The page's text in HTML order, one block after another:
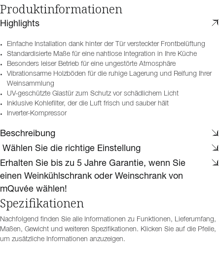
Produktinformationen
Highlights
Einfache Installation dank hinter der Tür versteckter Frontbelüftung
Standardisierte Maße für eine nahtlose Integration in Ihre Küche
Besonders leiser Betrieb für eine ungestörte Atmosphäre
Vibrationsarme Holzböden für die ruhige Lagerung und Reifung Ihrer
Weinsammlung
UV-geschützte Glastür zum Schutz vor schädlichem Licht
Inklusive Kohlefilter, der die Luft frisch und sauber hält
Inverter-Kompressor
Beschreibung
​ Wählen Sie die richtige Einstellung
Erhalten Sie bis zu 5 Jahre Garantie, wenn Sie
einen Weinkühlschrank oder Weinschrank von
mQuvée wählen!
Spezifikationen
Nachfolgend finden Sie alle Informationen zu Funktionen, Lieferumfang,
Maßen, Gewicht und weiteren Spezifikationen. Klicken Sie auf die Pfeile,
um zusätzliche Informationen anzuzeigen.